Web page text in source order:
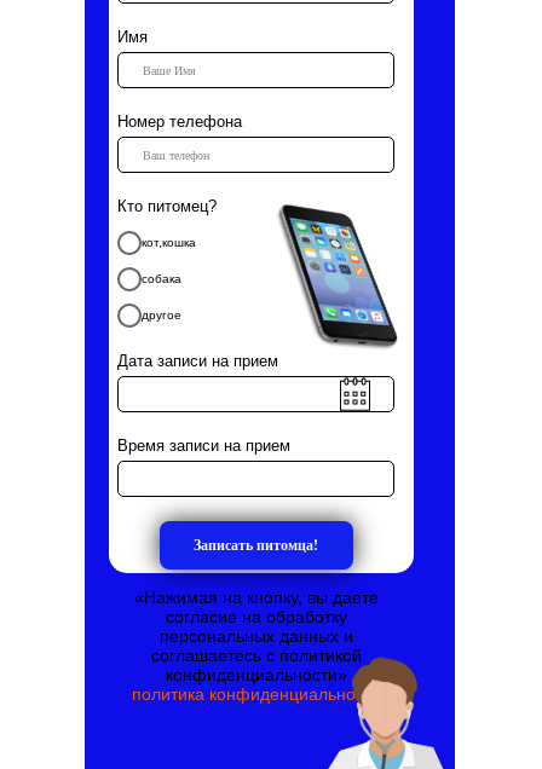
Имя
Номер телефона
Кто питомец?
кот,кошка
собака
другое
Дата записи на прием
Время записи на прием
Записать питомца!
«Нажимая на кнопку, вы даете
согласие на обработку
персональных данных и
соглашаетесь c политикой
конфиденциальности»
политика конфиденциальности